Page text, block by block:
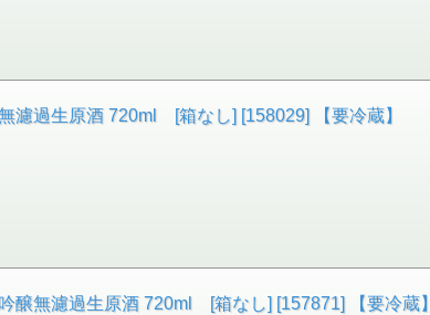
濾過生原酒 720ml [箱なし] [158029] 【要冷蔵】
醸無濾過生原酒 720ml [箱なし] [157871] 【要冷蔵】